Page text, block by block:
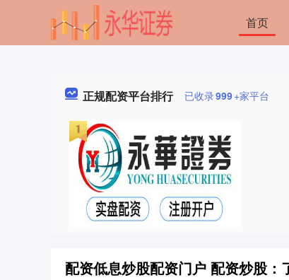
首页
正规配资平台排行 已收录999+家平台
配资低息炒股配资门户 配资炒股：